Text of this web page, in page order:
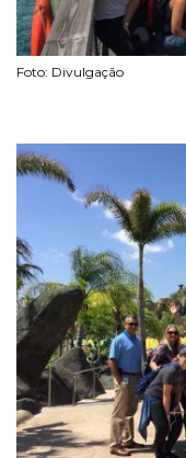
Foto: Divulgação